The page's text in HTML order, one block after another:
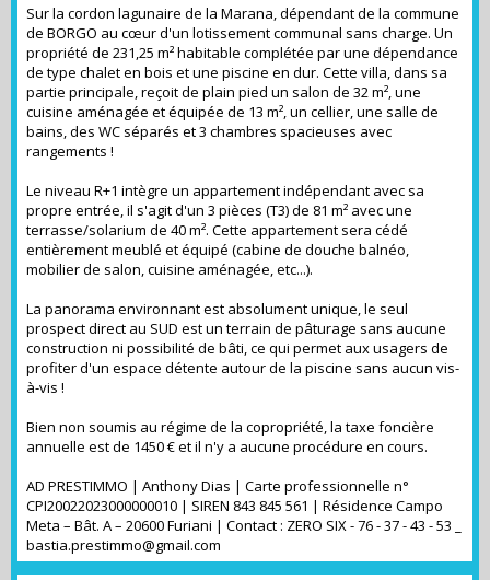
Sur la cordon lagunaire de la Marana, dépendant de la commune
de BORGO au cœur d'un lotissement communal sans charge. Un
propriété de 231,25 m² habitable complétée par une dépendance
de type chalet en bois et une piscine en dur. Cette villa, dans sa
partie principale, reçoit de plain pied un salon de 32 m², une
cuisine aménagée et équipée de 13 m², un cellier, une salle de
bains, des WC séparés et 3 chambres spacieuses avec
rangements !
Le niveau R+1 intègre un appartement indépendant avec sa
propre entrée, il s'agit d'un 3 pièces (T3) de 81 m² avec une
terrasse/solarium de 40 m². Cette appartement sera cédé
entièrement meublé et équipé (cabine de douche balnéo,
mobilier de salon, cuisine aménagée, etc...).
La panorama environnant est absolument unique, le seul
prospect direct au SUD est un terrain de pâturage sans aucune
construction ni possibilité de bâti, ce qui permet aux usagers de
profiter d'un espace détente autour de la piscine sans aucun vis-
à-vis !
Bien non soumis au régime de la copropriété, la taxe foncière
annuelle est de 1450 € et il n'y a aucune procédure en cours.
AD PRESTIMMO | Anthony Dias | Carte professionnelle n°
CPI20022023000000010 | SIREN 843 845 561 | Résidence Campo
Meta – Bât. A – 20600 Furiani | Contact : ZERO SIX - 76 - 37 - 43 - 53 _
bastia.prestimmo@gmail.com